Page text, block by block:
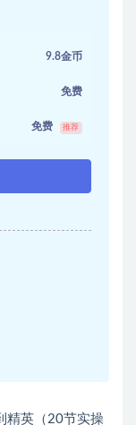
9.8金币
免费
免费 推荐